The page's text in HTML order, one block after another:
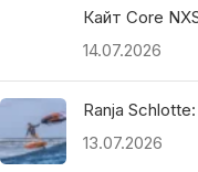
Кайт Core
14.07.2026
Ranja
13.07.2026